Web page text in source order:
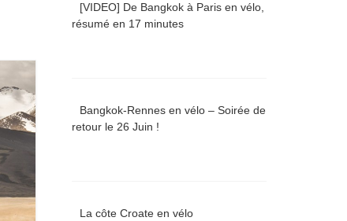
[VIDEO] De Bangkok à Paris en vélo,
résumé en 17 minutes
Bangkok-Rennes en vélo – Soirée de
retour le 26 Juin !
La côte Croate en vélo